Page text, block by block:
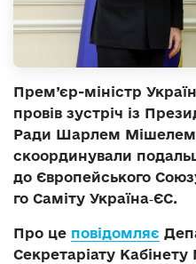
Прем’єр-міністр
провів зустріч із
Ради Шарлем
скоординували
до Європейського
го Саміту Україна‐ЄС.
Про це повідомляє
Секретаріату Кабінету